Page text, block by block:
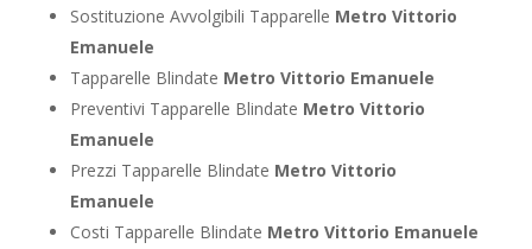
Sostituzione Avvolgibili Tapparelle Metro Vittorio
Emanuele
Tapparelle Blindate Metro Vittorio Emanuele
Preventivi Tapparelle Blindate Metro Vittorio
Emanuele
Prezzi Tapparelle Blindate Metro Vittorio
Emanuele
Costi Tapparelle Blindate Metro Vittorio Emanuele